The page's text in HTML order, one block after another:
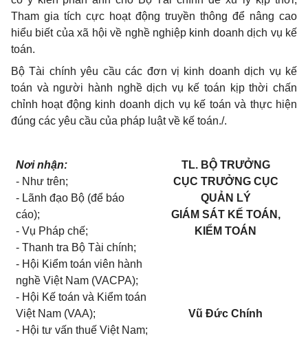
Tham gia tích cực hoạt động truyền thông để nâng cao
hiểu biết của xã hội về nghề nghiệp kinh doanh dịch vụ kế
toán.
Bộ Tài chính yêu cầu các đơn vị kinh doanh dịch vụ kế
toán và người hành nghề dịch vụ kế toán kịp thời chấn
chỉnh hoạt động kinh doanh dịch vụ kế toán và thực hiện
đúng các yêu cầu của pháp luật về kế toán./.
Nơi nhận:
- Như trên;
- Lãnh đạo Bộ (để báo
cáo);
- Vụ Pháp chế;
- Thanh tra Bộ Tài chính;
- Hội Kiểm toán viên hành
nghề Việt Nam (VACPA);
- Hội Kế toán và Kiểm toán
Việt Nam (VAA);
- Hội tư vấn thuế Việt Nam;
TL. BỘ TRƯỞNG
CỤC TRƯỞNG CỤC
QUẢN LÝ
GIÁM SÁT KẾ TOÁN,
KIỂM TOÁN
Vũ Đức Chính